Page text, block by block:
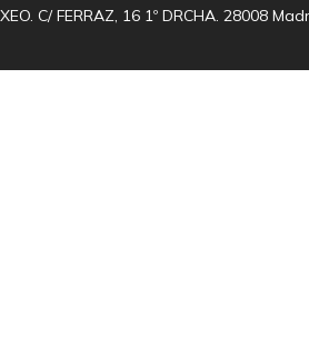
C/ FERRAZ, 16 1º DRCHA. 28008